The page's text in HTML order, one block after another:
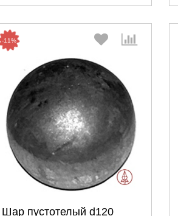
Шар пустотелый d120
-11%
Выберите количество: